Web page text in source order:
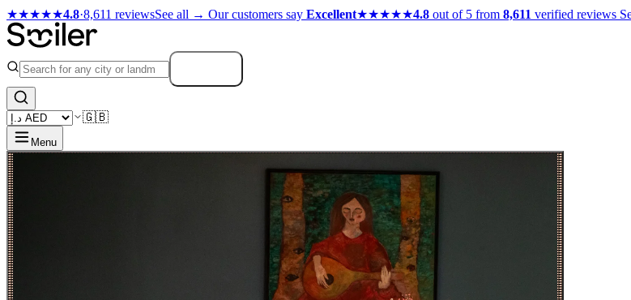
★★★★★4.8·8,611 reviewsSee all → Our customers say Excellent★★★★★4.8 out of 5 from 8,611 verified reviews
🇬🇧
Menu